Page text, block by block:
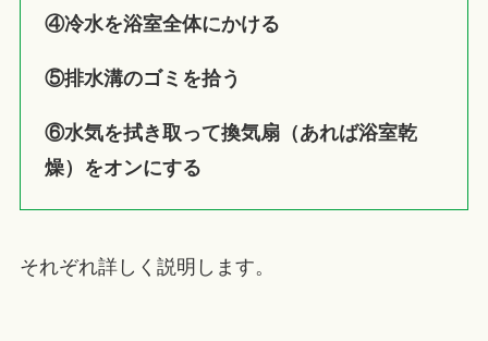
④冷水を浴室全体にかける
⑤排水溝のゴミを拾う
⑥水気を拭き取って換気扇（あれば浴室乾
燥）をオンにする
それぞれ詳しく説明します。